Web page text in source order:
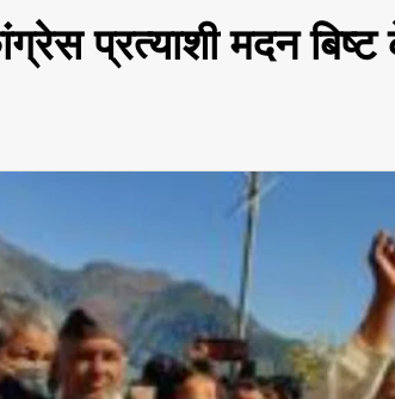
प्रत्याशी मदन